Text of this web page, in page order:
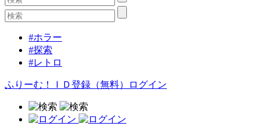
#ホラー
#探索
#レトロ
ふりーむ！ＩＤ登録（無料） ログイン